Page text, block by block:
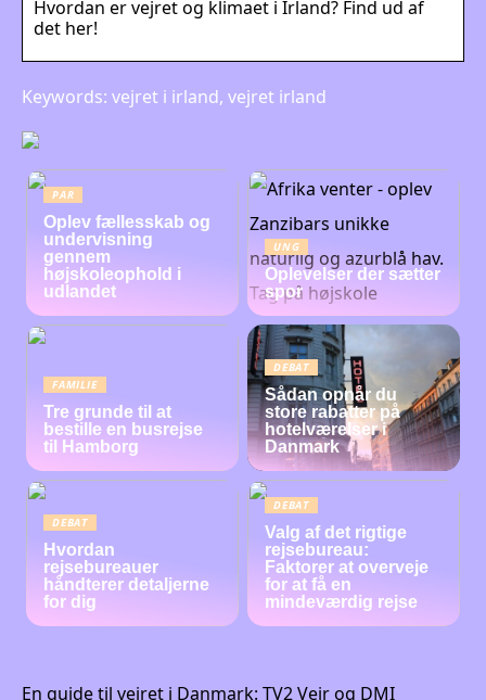
Hvordan er vejret og klimaet i Irland? Find ud af
det her!
Keywords: vejret i irland, vejret irland
PAR
Oplev fællesskab og
undervisning
gennem
højskoleophold i
udlandet
UNG
Oplevelser der sætter
spor
FAMILIE
Tre grunde til at
bestille en busrejse
til Hamborg
DEBAT
Sådan opnår du
store rabatter på
hotelværelser i
Danmark
DEBAT
Hvordan
rejsebureauer
håndterer detaljerne
for dig
DEBAT
Valg af det rigtige
rejsebureau:
Faktorer at overveje
for at få en
mindeværdig rejse
En guide til vejret i Danmark: TV2 Vejr og DMI